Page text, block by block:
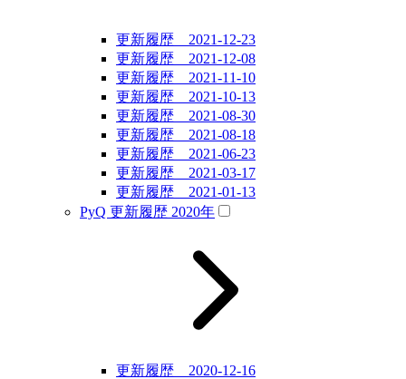
更新履歴 2021-12-23
更新履歴 2021-12-08
更新履歴 2021-11-10
更新履歴 2021-10-13
更新履歴 2021-08-30
更新履歴 2021-08-18
更新履歴 2021-06-23
更新履歴 2021-03-17
更新履歴 2021-01-13
PyQ 更新履歴 2020年
更新履歴 2020-12-16